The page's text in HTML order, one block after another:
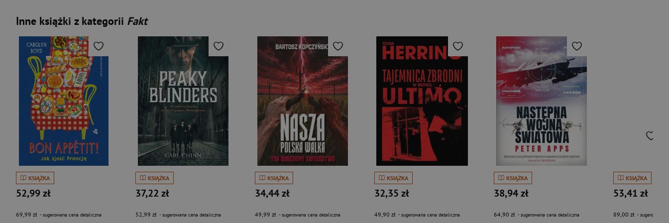
Inne książki z kategorii Fakt
KSIĄŻKA
52,99 zł
69,99 zł - sugerowana cena detaliczna
KSIĄŻKA
37,22 zł
52,99 zł - sugerowana cena detaliczna
KSIĄŻKA
34,44 zł
49,99 zł - sugerowana cena detaliczna
KSIĄŻKA
32,35 zł
49,90 zł - sugerowana cena detaliczna
KSIĄŻKA
38,94 zł
64,90 zł - sugerowana cena detaliczna
KSIĄŻKA
53,41 zł
89,00 zł - sugerowana